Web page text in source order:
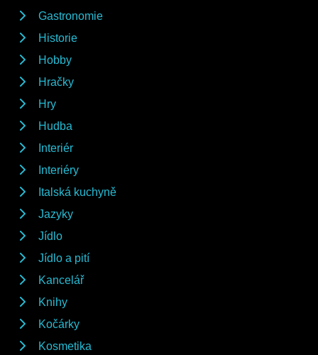
Gastronomie
Historie
Hobby
Hračky
Hry
Hudba
Interiér
Interiéry
Italská kuchyně
Jazyky
Jídlo
Jídlo a pití
Kancelář
Knihy
Kočárky
Kosmetika